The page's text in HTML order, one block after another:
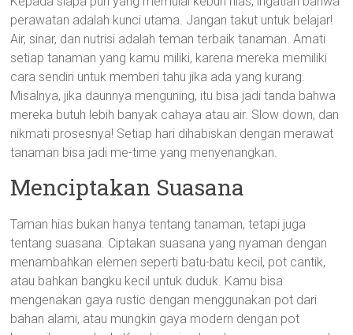
perawatan adalah kunci utama. Jangan takut untuk belajar!
Air, sinar, dan nutrisi adalah teman terbaik tanaman. Amati
setiap tanaman yang kamu miliki, karena mereka memiliki
cara sendiri untuk memberi tahu jika ada yang kurang.
Misalnya, jika daunnya menguning, itu bisa jadi tanda bahwa
mereka butuh lebih banyak cahaya atau air. Slow down, dan
nikmati prosesnya! Setiap hari dihabiskan dengan merawat
tanaman bisa jadi me-time yang menyenangkan.
Menciptakan Suasana
Taman hias bukan hanya tentang tanaman, tetapi juga
tentang suasana. Ciptakan suasana yang nyaman dengan
menambahkan elemen seperti batu-batu kecil, pot cantik,
atau bahkan bangku kecil untuk duduk. Kamu bisa
mengenakan gaya rustic dengan menggunakan pot dari
bahan alami, atau mungkin gaya modern dengan pot